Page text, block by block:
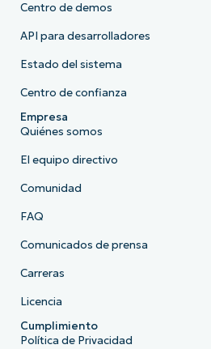
Centro de demos
API para desarrolladores
Estado del sistema
Centro de confianza
Empresa
Quiénes somos
El equipo directivo
Comunidad
FAQ
Comunicados de prensa
Carreras
Licencia
Cumplimiento
Política de Privacidad